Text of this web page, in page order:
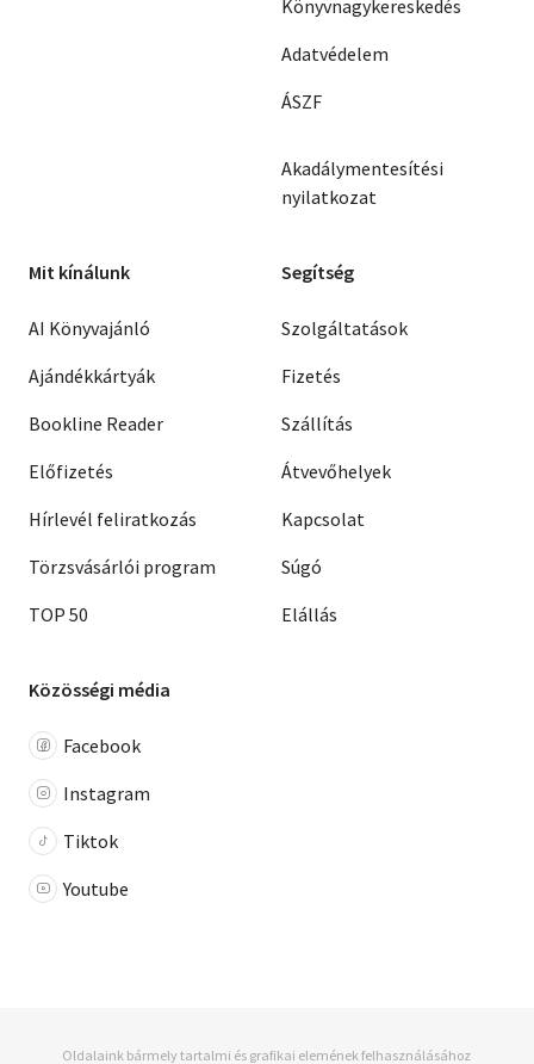
Könyvnagykereskedés
Adatvédelem
ÁSZF
Akadálymentesítési
nyilatkozat
Mit kínálunk
AI Könyvajánló
Ajándékkártyák
Bookline Reader
Előfizetés
Hírlevél feliratkozás
Törzsvásárlói program
TOP 50
Segítség
Szolgáltatások
Fizetés
Szállítás
Átvevőhelyek
Kapcsolat
Súgó
Elállás
Közösségi média
Facebook
Instagram
Tiktok
Youtube
Oldalaink bármely tartalmi és grafikai elemének felhasználásához